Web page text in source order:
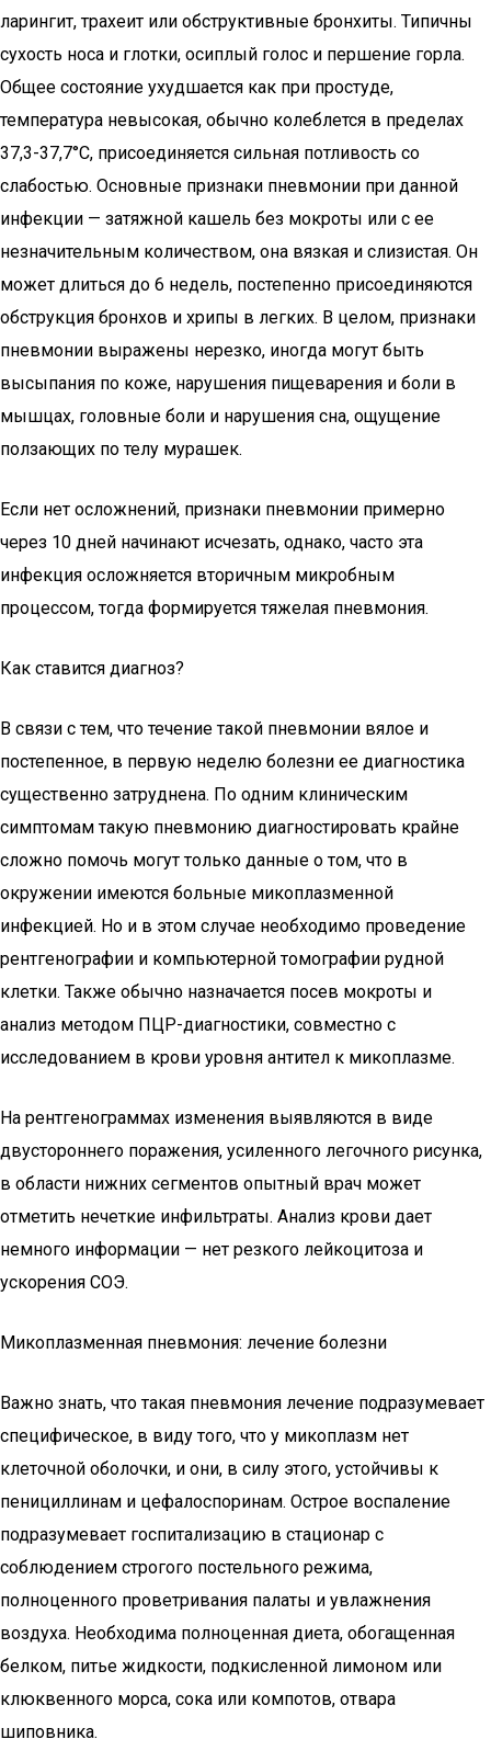
ларингит, трахеит или обструктивные бронхиты. Типичны
сухость носа и глотки, осиплый голос и першение горла.
Общее состояние ухудшается как при простуде,
температура невысокая, обычно колеблется в пределах
37,3-37,7°С, присоединяется сильная потливость со
слабостью. Основные признаки пневмонии при данной
инфекции — затяжной кашель без мокроты или с ее
незначительным количеством, она вязкая и слизистая. Он
может длиться до 6 недель, постепенно присоединяются
обструкция бронхов и хрипы в легких. В целом, признаки
пневмонии выражены нерезко, иногда могут быть
высыпания по коже, нарушения пищеварения и боли в
мышцах, головные боли и нарушения сна, ощущение
ползающих по телу мурашек.
Если нет осложнений, признаки пневмонии примерно
через 10 дней начинают исчезать, однако, часто эта
инфекция осложняется вторичным микробным
процессом, тогда формируется тяжелая пневмония.
Как ставится диагноз?
В связи с тем, что течение такой пневмонии вялое и
постепенное, в первую неделю болезни ее диагностика
существенно затруднена. По одним клиническим
симптомам такую пневмонию диагностировать крайне
сложно помочь могут только данные о том, что в
окружении имеются больные микоплазменной
инфекцией. Но и в этом случае необходимо проведение
рентгенографии и компьютерной томографии рудной
клетки. Также обычно назначается посев мокроты и
анализ методом ПЦР-диагностики, совместно с
исследованием в крови уровня антител к микоплазме.
На рентгенограммах изменения выявляются в виде
двустороннего поражения, усиленного легочного рисунка,
в области нижних сегментов опытный врач может
отметить нечеткие инфильтраты. Анализ крови дает
немного информации — нет резкого лейкоцитоза и
ускорения СОЭ.
Микоплазменная пневмония: лечение болезни
Важно знать, что такая пневмония лечение подразумевает
специфическое, в виду того, что у микоплазм нет
клеточной оболочки, и они, в силу этого, устойчивы к
пенициллинам и цефалоспоринам. Острое воспаление
подразумевает госпитализацию в стационар с
соблюдением строгого постельного режима,
полноценного проветривания палаты и увлажнения
воздуха. Необходима полноценная диета, обогащенная
белком, питье жидкости, подкисленной лимоном или
клюквенного морса, сока или компотов, отвара
шиповника.